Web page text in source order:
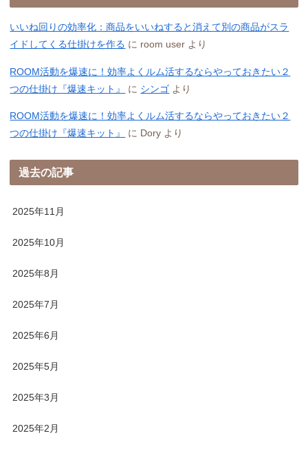
いいね回りの効率化：商品をいいねすると消えて別の商品がスラ
イドしてくる仕掛けを作る に room user より
ROOM活動を爆速に！効率よくルム活するならやっておきたい２
つの仕掛け『爆速キット』
に シンゴ より
ROOM活動を爆速に！効率よくルム活するならやっておきたい２
つの仕掛け『爆速キット』
に Dory より
過去の記事
2025年11月
2025年10月
2025年8月
2025年7月
2025年6月
2025年5月
2025年3月
2025年2月